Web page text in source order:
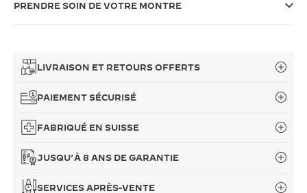
PRENDRE SOIN DE VOTRE MONTRE
LIVRAISON ET RETOURS OFFERTS
PAIEMENT SÉCURISÉ
FABRIQUÉ EN SUISSE
JUSQU’À 8 ANS DE GARANTIE
SERVICES APRÈS-VENTE